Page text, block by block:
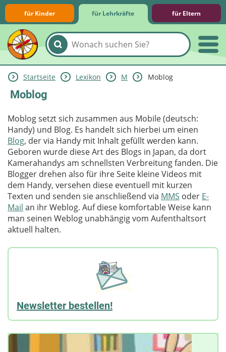
für Kinder für Lehrkräfte für Eltern
Lernmodule
Unterrichts­materialien
Internet-ABC-Schule
Praxishilfen
Aktuelles
Startseite Lexikon M Moblog
Moblog
Moblog setzt sich zusammen aus Mobile (deutsch:
Handy) und Blog. Es handelt sich hierbei um einen
Blog, der via Handy mit Inhalt gefüllt werden kann.
Geboren wurde diese Art des Blogs in Japan, da dort
Kamerahandys am schnellsten Verbreitung fanden. Die
Blogger drehen also für ihre Seite kleine Videos mit
dem Handy, versehen diese eventuell mit kurzen
Texten und senden sie anschließend via MMS oder E-
Mail an ihr Weblog. Auf diese komfortable Weise kann
man seinen Weblog unabhängig vom Aufenthaltsort
aktuell halten.
Newsletter bestellen!